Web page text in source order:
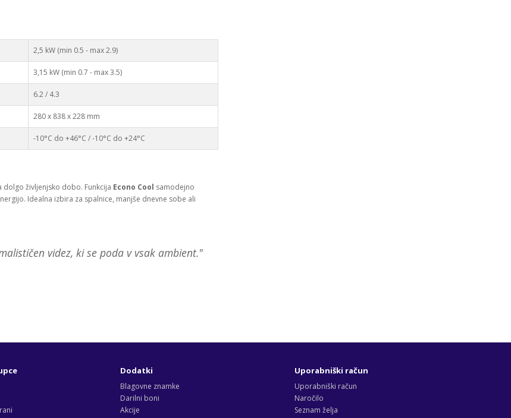
2,5 kW (min 0.5 - max 2.9)
3,15 kW (min 0.7 - max 3.5)
6.2 / 4.3
280 x 838 x 228 mm
-10°C do +46°C / -10°C do +24°C
dolgo življenjsko dobo. Funkcija Econo Cool samodejno
Idealna izbira za spalnice, manjše dnevne sobe ali
videz, ki se poda v vsak ambient."
Dodatki
Blagovne znamke
Darilni boni
Akcije
Uporabniški račun
Uporabniški račun
Naročilo
Seznam želja